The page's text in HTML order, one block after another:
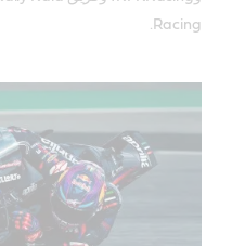
Racing.